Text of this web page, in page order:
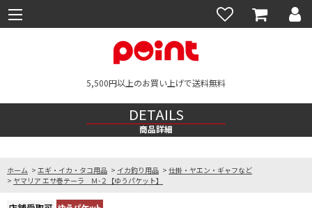
5,500円以上のお買い上げで送料無料
DETAILS
商品詳細
ホーム > エギ・イカ・タコ用品 > イカ釣り用品 > 仕掛・ヤエン・ギャフなど
> ヤマリア エサ巻テーラ Ｍ-２【ゆうパケット】